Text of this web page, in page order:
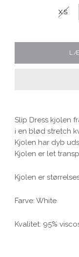
XS
Slip Dress kjolen
i en blød stretch
Kjolen har dyb
Kjolen er let
Kjolen er
Farve: White
Kvalitet: 95%